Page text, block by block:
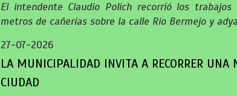
El intendente Claudio Polich recorrió los
metros de cañerías sobre la calle Río Bermejo y
27-07-2026
LA MUNICIPALIDAD INVITA A RECORRER UNA
CIUDAD